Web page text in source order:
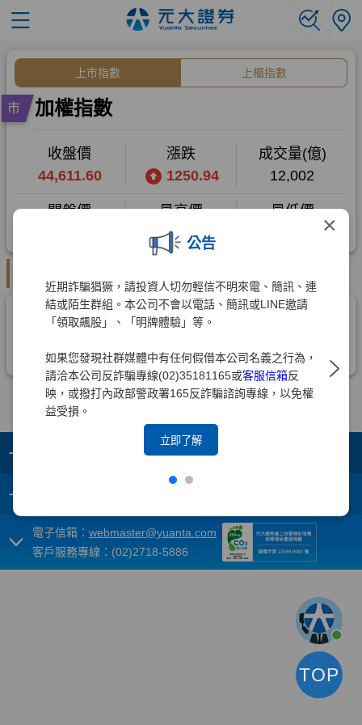
×
公告
近期詐騙猖獗，請投資人切勿輕信不明來電、簡訊、連
結或陌生群組。本公司不會以電話、簡訊或LINE邀請
「領取飆股」、「明牌體驗」等。
如果您發現社群媒體中有任何假借本公司名義之行為，
請洽本公司反詐騙專線(02)35181165或客服信箱反
映，或撥打內政部警政署165反詐騙諮詢專線，以免權
益受損。
立即了解
+
+
電子信箱： webmaster@yuanta.com
客戶服務專線：(02)2718-5886
TOP